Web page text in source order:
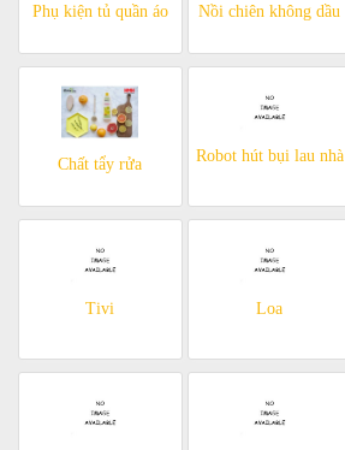
Phụ kiện tủ quần áo Nồi chiên không dầu
Chất tẩy rửa Robot hút bụi lau nhà
Tivi Loa